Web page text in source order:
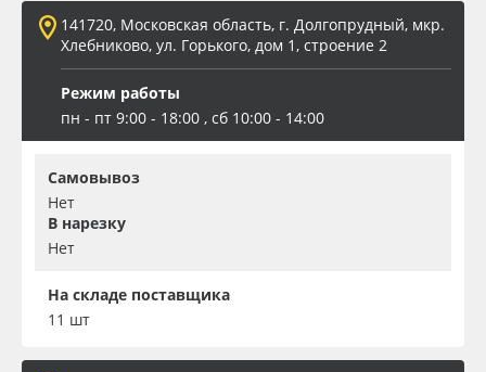
Заготовки для сувениров
141720, Московская область, г. Долгопрудный, мкр.
Хлебниково, ул. Горького, дом 1, строение 2
Режим работы
пн - пт 9:00 - 18:00 , сб 10:00 - 14:00
Самовывоз
Нет
В нарезку
Нет
На складе поставщика
11 шт